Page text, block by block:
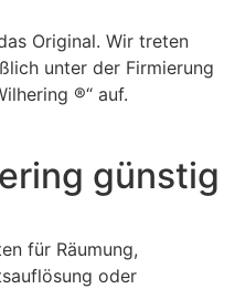
Original. Wir treten
unter der Firmierung
®“ auf.
günstig
für Räumung,
oder